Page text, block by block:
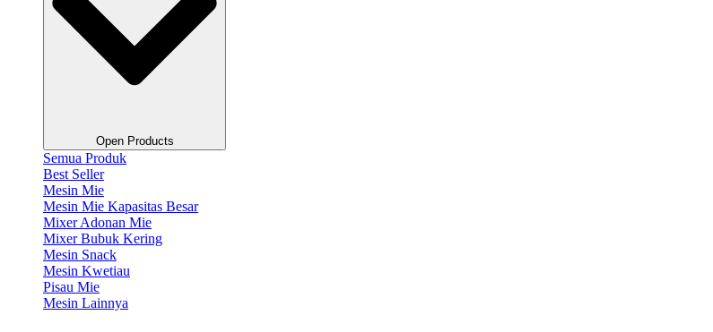
Open Products
Semua Produk
Best Seller
Mesin Mie
Mesin Mie Kapasitas Besar
Mixer Adonan Mie
Mixer Bubuk Kering
Mesin Snack
Mesin Kwetiau
Pisau Mie
Mesin Lainnya